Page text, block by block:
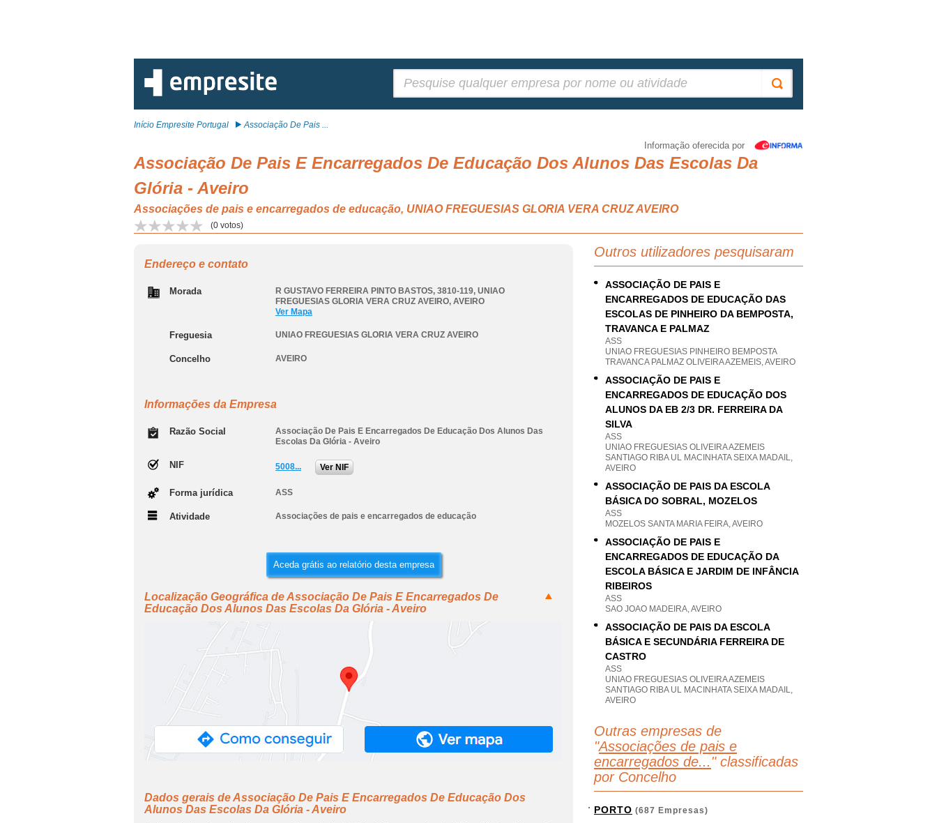
Início Empresite Portugal Associação De Pais ...
Informação oferecida por
Associação De Pais E Encarregados De Educação Dos Alunos Das Escolas Da
Glória - Aveiro
Associações de pais e encarregados de educação, UNIAO FREGUESIAS GLORIA VERA CRUZ AVEIRO
(0 votos)
Endereço e contato
Morada R GUSTAVO FERREIRA PINTO BASTOS, 3810-119, UNIAO
FREGUESIAS GLORIA VERA CRUZ AVEIRO, AVEIRO
Ver Mapa
Freguesia UNIAO FREGUESIAS GLORIA VERA CRUZ AVEIRO
Concelho AVEIRO
Informações da Empresa
Razão Social
Associação De Pais E Encarregados De Educação Dos Alunos Das
Escolas Da Glória - Aveiro
NIF 5008... Ver NIF
Forma jurídica ASS
Atividade Associações de pais e encarregados de educação
Aceda grátis ao relatório desta empresa
Localização Geográfica de Associação De Pais E Encarregados De
Educação Dos Alunos Das Escolas Da Glória - Aveiro
Dados gerais de Associação De Pais E Encarregados De Educação Dos
Alunos Das Escolas Da Glória - Aveiro
Outros utilizadores pesquisaram
ASSOCIAÇÃO DE PAIS E
ENCARREGADOS DE EDUCAÇÃO DAS
ESCOLAS DE PINHEIRO DA BEMPOSTA,
TRAVANCA E PALMAZ
ASS
UNIAO FREGUESIAS PINHEIRO BEMPOSTA
TRAVANCA PALMAZ OLIVEIRA AZEMEIS, AVEIRO
ASSOCIAÇÃO DE PAIS E
ENCARREGADOS DE EDUCAÇÃO DOS
ALUNOS DA EB 2/3 DR. FERREIRA DA
SILVA
ASS
UNIAO FREGUESIAS OLIVEIRA AZEMEIS
SANTIAGO RIBA UL MACINHATA SEIXA MADAIL,
AVEIRO
ASSOCIAÇÃO DE PAIS DA ESCOLA
BÁSICA DO SOBRAL, MOZELOS
ASS
MOZELOS SANTA MARIA FEIRA, AVEIRO
ASSOCIAÇÃO DE PAIS E
ENCARREGADOS DE EDUCAÇÃO DA
ESCOLA BÁSICA E JARDIM DE INFÂNCIA
RIBEIROS
ASS
SAO JOAO MADEIRA, AVEIRO
ASSOCIAÇÃO DE PAIS DA ESCOLA
BÁSICA E SECUNDÁRIA FERREIRA DE
CASTRO
ASS
UNIAO FREGUESIAS OLIVEIRA AZEMEIS
SANTIAGO RIBA UL MACINHATA SEIXA MADAIL,
AVEIRO
Outras empresas de
"Associações de pais e
encarregados de... " classificadas
por Concelho
PORTO (687 Empresas)